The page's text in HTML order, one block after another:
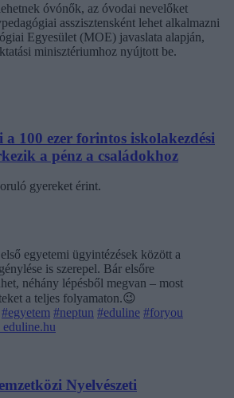
óvónők, az óvodai nevelőket
asszisztensként lehet alkalmazni
Egyesület (MOE) javaslata alapján,
minisztériumhoz nyújtott be.
100 ezer forintos iskolakezdési
a pénz a családokhoz
gyereket érint.
egyetemi ügyintézések között a
is szerepel. Bár elsőre
néhány lépésből megvan – most
a teljes folyamaton.😉
#egyetem #neptun #eduline #foryou
Nyelvészeti